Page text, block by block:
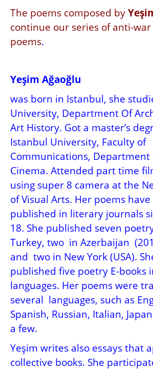
The poems composed by
continue our series of anti-war
poems.
Yeşim Ağaoğlu
was born in Istanbul, she
University, Department Of
Art History. Got a master’s
Istanbul University, Faculty of
Communications, Department
Cinema. Attended part time
using super 8 camera at the
of Visual Arts. Her poems
published in literary journals
18. She published seven
Turkey, two in Azerbaijan
and two in New York (USA).
published five poetry E-books
languages. Her poems were
several languages, such as
Spanish, Russian, Italian,
a few.
Yeşim writes also essays that
collective books. She p